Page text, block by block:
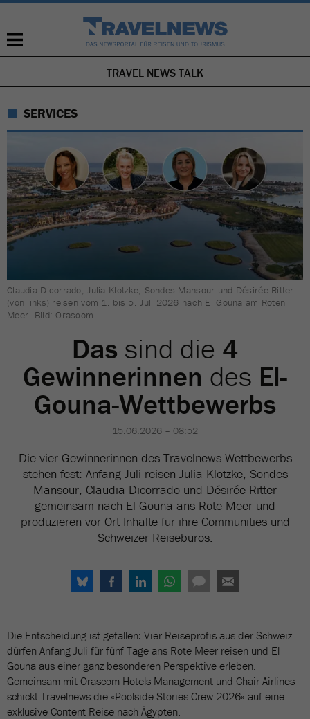
NAVIGATION
ÜBERSPRINGEN
TRAVEL NEWS TALK
SERVICES
Claudia Dicorrado, Julia Klotzke, Sondes Mansour und Désirée Ritter
(von links) reisen vom 1. bis 5. Juli 2026 nach El Gouna am Roten
Meer. Bild: Orascom
Das sind die 4
Gewinnerinnen des El-
Gouna-Wettbewerbs
15.06.2026 – 08:52
Die vier Gewinnerinnen des Travelnews-Wettbewerbs
stehen fest: Anfang Juli reisen Julia Klotzke, Sondes
Mansour, Claudia Dicorrado und Désirée Ritter
gemeinsam nach El Gouna ans Rote Meer und
produzieren vor Ort Inhalte für ihre Communities und
Schweizer Reisebüros.
Die Entscheidung ist gefallen: Vier Reiseprofis aus der Schweiz
dürfen Anfang Juli für fünf Tage ans Rote Meer reisen und El
Gouna aus einer ganz besonderen Perspektive erleben.
Gemeinsam mit Orascom Hotels Management und Chair Airlines
schickt Travelnews die «Poolside Stories Crew 2026» auf eine
exklusive Content-Reise nach Ägypten.